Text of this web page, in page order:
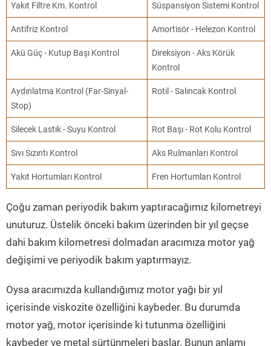
Yakıt Filtre Km. Kontrol Süspansiyon Sistemi Kontrol
Antifriz Kontrol Amortisör - Helezon Kontrol
Akü Güç - Kutup Başı Kontrol
Direksiyon - Aks Körük
Kontrol
Aydınlatma Kontrol (Far-Sinyal-
Stop)
Rotil - Salıncak Kontrol
Silecek Lastik - Suyu Kontrol Rot Başı - Rot Kolu Kontrol
Sıvı Sızıntı Kontrol Aks Rulmanları Kontrol
Yakıt Hortumları Kontrol Fren Hortumları Kontrol
Çoğu zaman periyodik bakım yaptıracağımız kilometreyi
unuturuz. Üstelik önceki bakım üzerinden bir yıl geçse
dahi bakım kilometresi dolmadan aracımıza motor yağ
değişimi ve periyodik bakım yaptırmayız.
Oysa aracımızda kullandığımız motor yağı bir yıl
içerisinde viskozite özelliğini kaybeder. Bu durumda
motor yağ, motor içerisinde ki tutunma özelliğini
kaybeder ve metal sürtünmeleri başlar. Bunun anlamı